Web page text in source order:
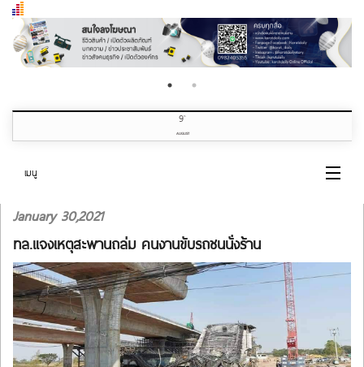
9th
AUGUST
เมนู
หน้าแรก
หมวดข่าว
เกี่ยวกับเรา
ติดต่อเรา
January 30,2021
ทล.แจงเหตุสะพานถล่ม คนงานขับรถชนนั่งร้าน